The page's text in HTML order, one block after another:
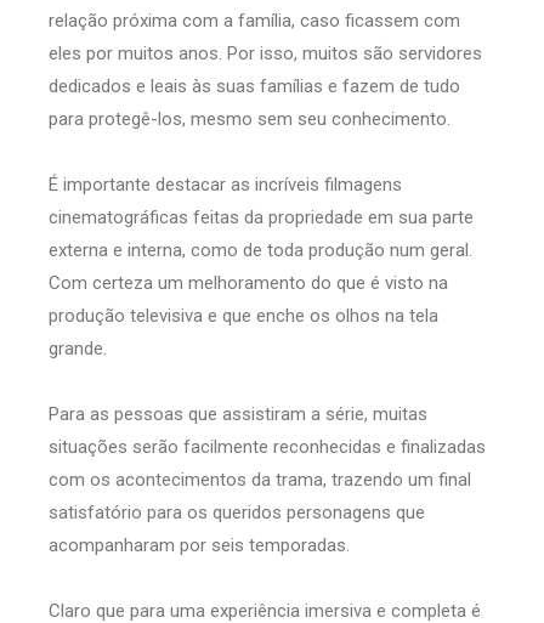
relação próxima com a família, caso ficassem com
eles por muitos anos. Por isso, muitos são servidores
dedicados e leais às suas famílias e fazem de tudo
para protegê-los, mesmo sem seu conhecimento.
É importante destacar as incríveis filmagens
cinematográficas feitas da propriedade em sua parte
externa e interna, como de toda produção num geral.
Com certeza um melhoramento do que é visto na
produção televisiva e que enche os olhos na tela
grande.
Para as pessoas que assistiram a série, muitas
situações serão facilmente reconhecidas e finalizadas
com os acontecimentos da trama, trazendo um final
satisfatório para os queridos personagens que
acompanharam por seis temporadas.
Claro que para uma experiência imersiva e completa é